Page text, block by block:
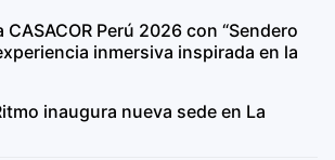
Perú 2026 con “Sendero
inmersiva inspirada en la
inaugura nueva sede en La